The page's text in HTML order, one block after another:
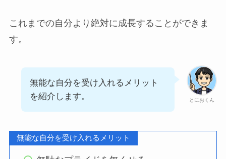
これまでの自分より絶対に成長することができま
す。
とにおくん
無能な自分を受け入れるメリット
を紹介します。
無能な自分を受け入れるメリット